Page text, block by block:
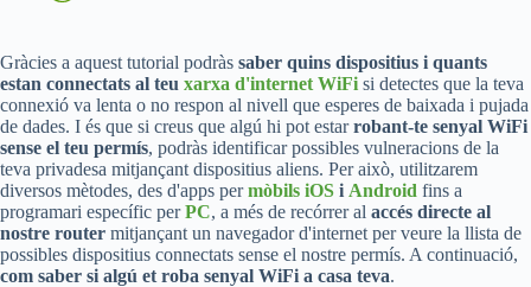
Gràcies a aquest tutorial podràs saber quins dispositius i quants
estan connectats al teu xarxa d'internet WiFi si detectes que la teva
connexió va lenta o no respon al nivell que esperes de baixada i pujada
de dades. I és que si creus que algú hi pot estarrobant-te senyal WiFi
sense el teu permís, podràs identificar possibles vulneracions de la
teva privadesa mitjançant dispositius aliens. Per això, utilitzarem
diversos mètodes, des d'apps permòbils iOS i Android fins a
programari específic perPC, a més de recórrer al accés directe al
nostre router mitjançant un navegador d'internet per veure la llista de
possibles dispositius connectats sense el nostre permís. A continuació,
com saber si algú et roba senyal WiFi a casa teva.